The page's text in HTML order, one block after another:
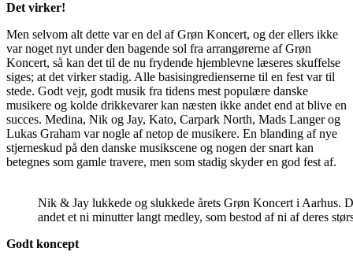
Det virker!
Men selvom alt dette var en del af Grøn Koncert, og der ellers ikke
var noget nyt under den bagende sol fra arrangørerne af Grøn
Koncert, så kan det til de nu frydende hjemblevne læseres skuffelse
siges; at det virker stadig. Alle basisingredienserne til en fest var til
stede. Godt vejr, godt musik fra tidens mest populære danske
musikere og kolde drikkevarer kan næsten ikke andet end at blive en
succes. Medina, Nik og Jay, Kato, Carpark North, Mads Langer og
Lukas Graham var nogle af netop de musikere. En blanding af nye
stjerneskud på den danske musikscene og nogen der snart kan
betegnes som gamle travere, men som stadig skyder en god fest af.
Nik & Jay lukkede og slukkede årets Grøn Koncert i Aarhus.
andet et ni minutter langt medley, som bestod af ni af deres
Godt koncept